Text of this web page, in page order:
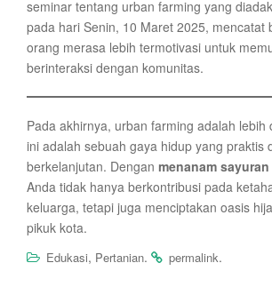
seminar tentang urban farming yang
pada hari Senin, 10 Maret 2025, mencatat
orang merasa lebih termotivasi untuk
berinteraksi dengan komunitas.
Pada akhirnya, urban farming adalah lebih
ini adalah sebuah gaya hidup yang praktis
berkelanjutan. Dengan menanam sayuran
Anda tidak hanya berkontribusi pada
keluarga, tetapi juga menciptakan oasis
pikuk kota.
Edukasi, Pertanian. permalink.